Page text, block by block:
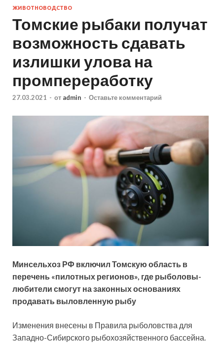
ЖИВОТНОВОДСТВО
Томские рыбаки получат
возможность сдавать
излишки улова на
промпереработку
27.03.2021 - от admin - Оставьте комментарий
Минсельхоз РФ включил Томскую область в
перечень «пилотных регионов», где рыболовы-
любители смогут на законных основаниях
продавать выловленную рыбу
Изменения внесены в Правила рыболовства для
Западно-Сибирского рыбохозяйственного бассейна.